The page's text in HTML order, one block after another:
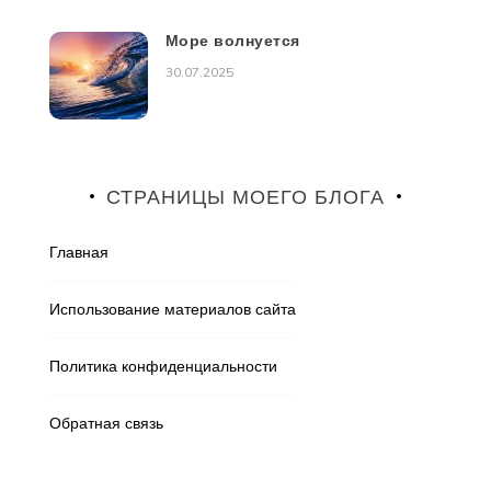
Море волнуется
30.07.2025
СТРАНИЦЫ МОЕГО БЛОГА
Главная
Использование материалов сайта
Политика конфиденциальности
Обратная связь